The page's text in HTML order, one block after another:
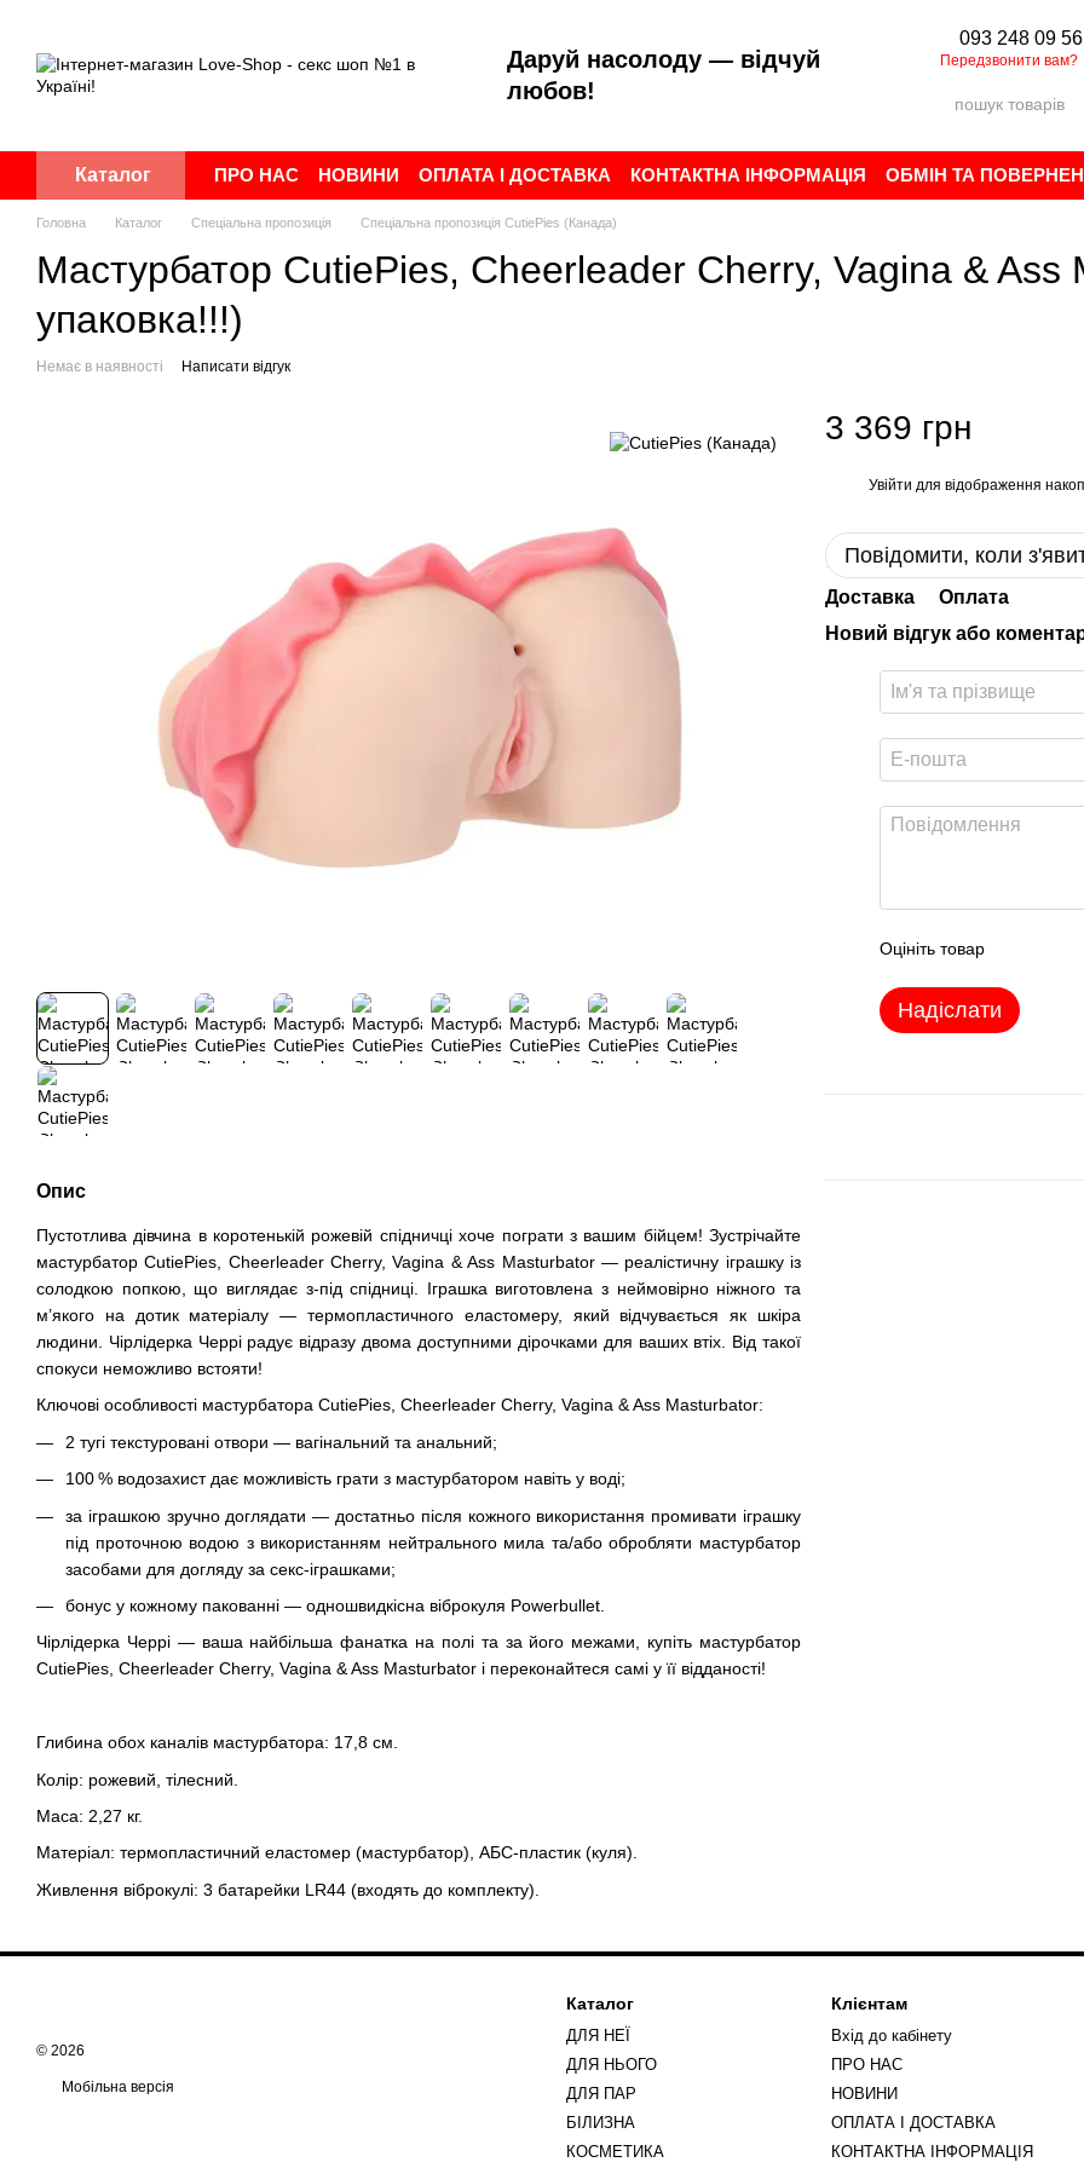
Даруй насолоду — відчуй
любов!
093 248 09 56
Передзвонити вам?
Каталог ПРО НАС НОВИНИ ОПЛАТА І ДОСТАВКА КОНТАКТНА ІНФОРМАЦІЯ
ОБМІН ТА
ПУБЛІЧНА ОФЕРТА
УГОДА КОРИСТУВАЧА БРЕНДИ ВІДГУКИ ПРО МАГАЗИН
Головна Каталог Спеціальна пропозиція Спеціальна пропозиція CutiePies (Канада)
Мастурбатор CutiePies, Cheerleader Cherry, Vagina & Ass
упаковка!!!)
Немає в наявності Написати відгук
Опис
Пустотлива дівчина в коротенькій рожевій спідничці хоче пограти з вашим бійцем! Зустрічайте
мастурбатор CutiePies, Cheerleader Cherry, Vagina & Ass Masturbator — реалістичну іграшку із
солодкою попкою, що виглядає з-під спідниці. Іграшка виготовлена з неймовірно ніжного та
м’якого на дотик матеріалу — термопластичного еластомеру, який відчувається як шкіра
людини. Чірлідерка Черрі радує відразу двома доступними дірочками для ваших втіх. Від такої
спокуси неможливо встояти!
Ключові особливості мастурбатора CutiePies, Cheerleader Cherry, Vagina & Ass Masturbator:
2 тугі текстуровані отвори — вагінальний та анальний;
100 % водозахист дає можливість грати з мастурбатором навіть у воді;
за іграшкою зручно доглядати — достатньо після кожного використання промивати іграшку
під проточною водою з використанням нейтрального мила та/або обробляти мастурбатор
засобами для догляду за секс-іграшками;
бонус у кожному пакованні — одношвидкісна віброкуля Powerbullet.
Чірлідерка Черрі — ваша найбільша фанатка на полі та за його межами, купіть мастурбатор
CutiePies, Cheerleader Cherry, Vagina & Ass Masturbator і переконайтеся самі у її відданості!
Глибина обох каналів мастурбатора: 17,8 см.
Колір: рожевий, тілесний.
Маса: 2,27 кг.
Матеріал: термопластичний еластомер (мастурбатор), АБС-пластик (куля).
Живлення віброкулі: 3 батарейки LR44 (входять до комплекту).
3 369 грн
Увійти для відображення
Повідомити, коли
Доставка
Оплата
Новий відгук або
Оцініть товар
Надіслати
© 2026
Мобільна версія
Каталог
ДЛЯ НЕЇ
ДЛЯ НЬОГО
ДЛЯ ПАР
БІЛИЗНА
КОСМЕТИКА
Клієнтам
Вхід до кабінету
ПРО НАС
НОВИНИ
ОПЛАТА І ДОСТАВКА
КОНТАКТНА ІНФОРМАЦІЯ